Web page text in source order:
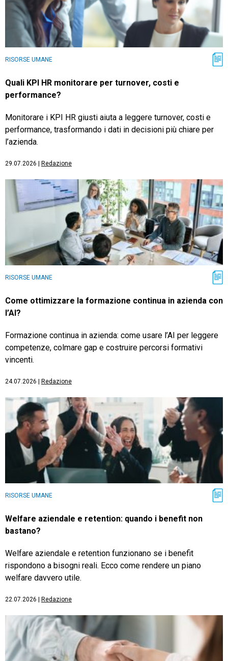
RISORSE UMANE
Quali KPI HR monitorare per turnover, costi e
performance?
Monitorare i KPI HR giusti aiuta a leggere turnover, costi e
performance, trasformando i dati in decisioni più chiare per
l’azienda.
29.07.2026 Redazione
RISORSE UMANE
Come ottimizzare la formazione continua in azienda con
l’AI?
Formazione continua in azienda: come usare l’AI per leggere
competenze, colmare gap e costruire percorsi formativi
vincenti.
24.07.2026 Redazione
RISORSE UMANE
Welfare aziendale e retention: quando i benefit non
bastano?
Welfare aziendale e retention funzionano se i benefit
rispondono a bisogni reali. Ecco come rendere un piano
welfare davvero utile.
22.07.2026 Redazione